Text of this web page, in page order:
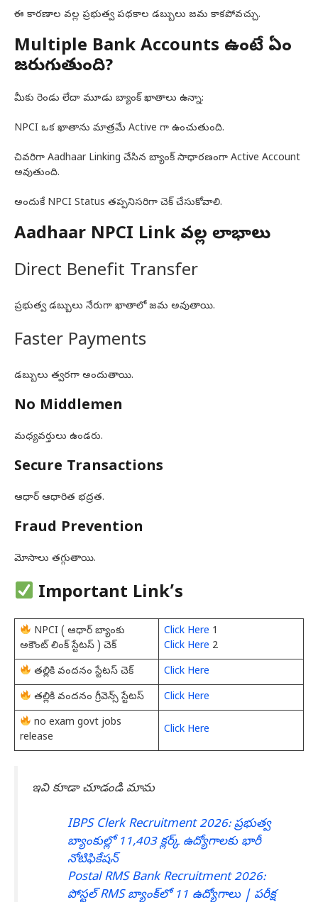
ఈ కారణాల వల్ల ప్రభుత్వ పథకాల డబ్బులు జమ కాకపోవచ్చు.
Multiple Bank Accounts ఉంటే ఏం
జరుగుతుంది?
మీకు రెండు లేదా మూడు బ్యాంక్ ఖాతాలు ఉన్నా:
NPCI ఒక ఖాతాను మాత్రమే Active గా ఉంచుతుంది.
చివరిగా Aadhaar Linking చేసిన బ్యాంక్ సాధారణంగా Active Account
అవుతుంది.
అందుకే NPCI Status తప్పనిసరిగా చెక్ చేసుకోవాలి.
Aadhaar NPCI Link వల్ల లాభాలు
Direct Benefit Transfer
ప్రభుత్వ డబ్బులు నేరుగా ఖాతాలో జమ అవుతాయి.
Faster Payments
డబ్బులు త్వరగా అందుతాయి.
No Middlemen
మధ్యవర్తులు ఉండరు.
Secure Transactions
ఆధార్ ఆధారిత భద్రత.
Fraud Prevention
మోసాలు తగ్గుతాయి.
Important Link’s
NPCI ( ఆధార్ బ్యాంకు
అకౌంట్ లింక్ స్టేటస్ ) చెక్
Click Here 1
Click Here 2
తల్లికి వందనం స్టేటస్ చెక్
Click Here
తల్లికి వందనం గ్రీవెన్స్ స్టేటస్
Click Here
no exam govt jobs
release
Click Here
ఇవి కూడా చూడండి మామ
IBPS Clerk Recruitment 2026: ప్రభుత్వ
బ్యాంకుల్లో 11,403 క్లర్క్ ఉద్యోగాలకు భారీ
నోటిఫికేషన్
Postal RMS Bank Recruitment 2026:
పోస్టల్ RMS బ్యాంక్‌లో 11 ఉద్యోగాలు | పరీక్ష